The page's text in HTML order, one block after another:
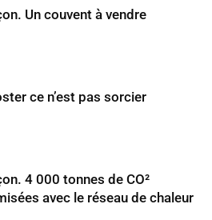
Un couvent à vendre
ce n’est pas sorcier
4 000 tonnes de CO²
avec le réseau de chaleur